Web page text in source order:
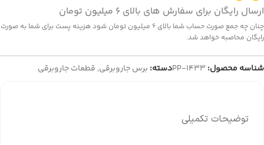
ارسال رایگان برای سفارش های بالای 6 میلیون تومان
چنان چه جمع صورت حساب شما بالای 6 میلیون تومان شود هزینه پست برای شما به صورت
رایگان محاصبه خواهد شد.
شناسه محصول: PP-1433دسته: برس جاروبرقی, قطعات جاروبرقی
توضیحات تکمیلی